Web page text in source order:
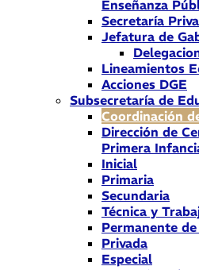
Enseñanza
Secretaría
Jefatura de
Lineamientos
Acciones DGE
Subsecretaría de
Coordinación
Dirección de
Primera
Inicial
Primaria
Secundaria
Técnica y
Permanente
Privada
Especial